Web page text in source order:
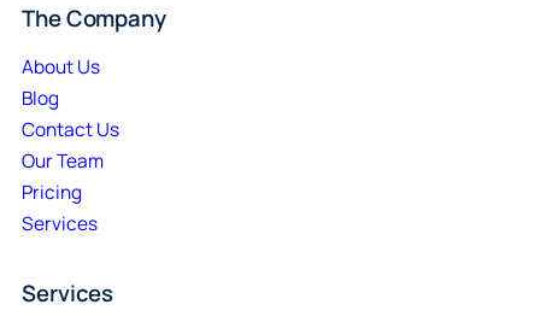
The Company
About Us
Blog
Contact Us
Our Team
Pricing
Services
Services